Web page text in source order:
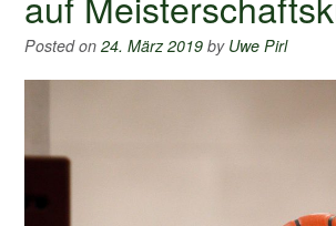
Posted on 24. März 2019 by Uwe Pirl